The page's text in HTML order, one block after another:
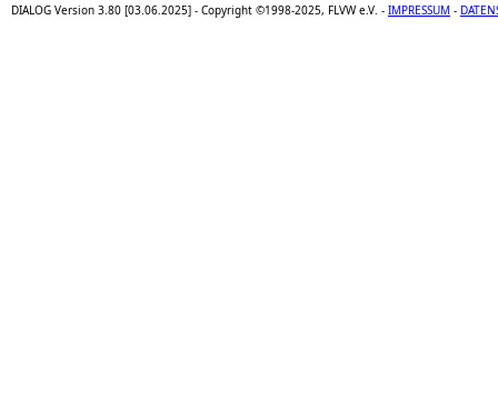
DIALOG Version 3.80 [03.06.2025] - Copyright ©1998-2025, FLVW e.V. - IMPRESSUM -